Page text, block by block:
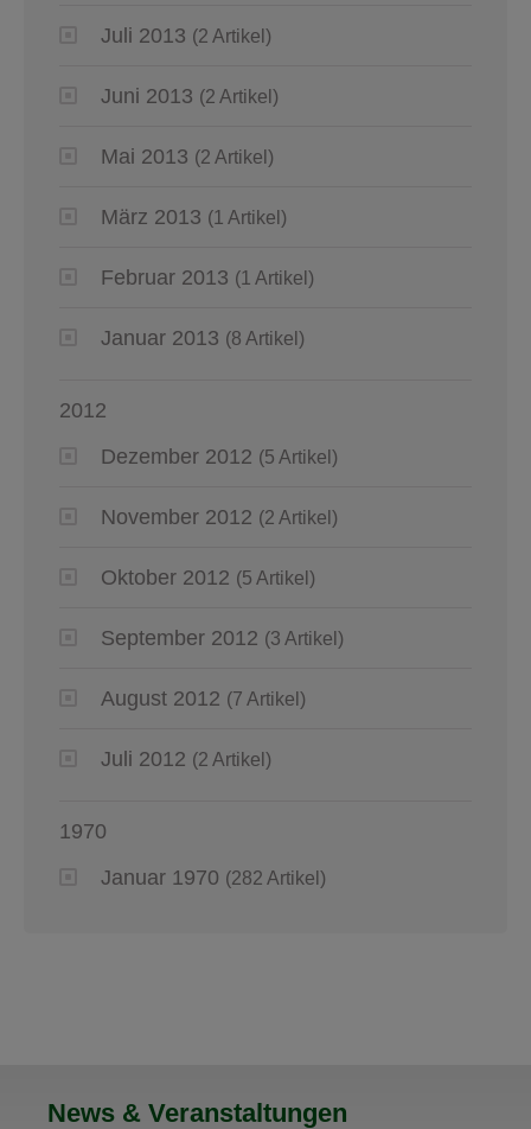
Juli 2013 (2 Artikel)
Juni 2013 (2 Artikel)
Mai 2013 (2 Artikel)
März 2013 (1 Artikel)
Februar 2013 (1 Artikel)
Januar 2013 (8 Artikel)
2012
Dezember 2012 (5 Artikel)
November 2012 (2 Artikel)
Oktober 2012 (5 Artikel)
September 2012 (3 Artikel)
August 2012 (7 Artikel)
Juli 2012 (2 Artikel)
1970
Januar 1970 (282 Artikel)
News & Veranstaltungen